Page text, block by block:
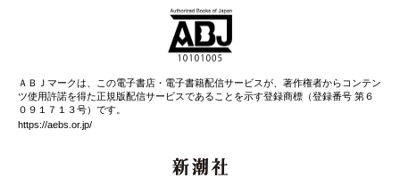
ＡＢＪマークは、この電子書店・電子書籍配信サービスが、著作権者からコンテン
ツ使用許諾を得た正規版配信サービスであることを示す登録商標（登録番号 第６
０９１７１３号）です。
https://aebs.or.jp/